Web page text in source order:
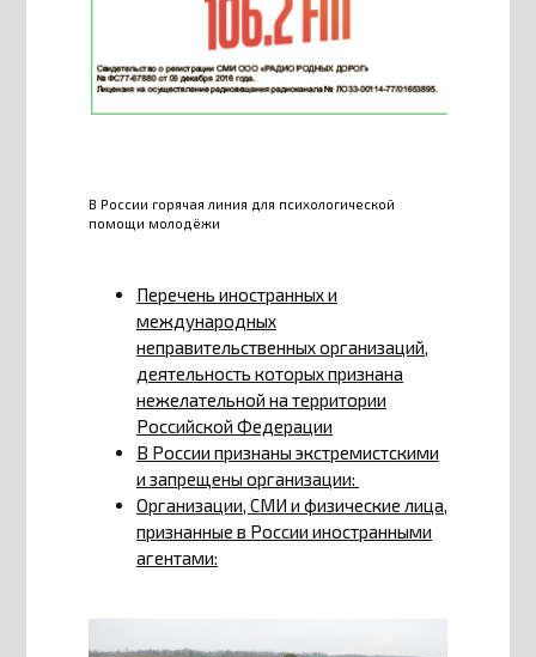
В России горячая линия для психологической
помощи молодёжи
Перечень иностранных и
международных
неправительственных организаций,
деятельность которых признана
нежелательной на территории
Российской Федерации
В России признаны экстремистскими
и запрещены организации:
Организации, СМИ и физические лица,
признанные в России иностранными
агентами: